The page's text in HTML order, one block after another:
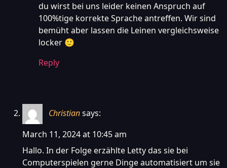
du wirst bei uns leider keinen Anspruch auf
100%tige korrekte Sprache antreffen. Wir sind
bemüht aber lassen die Leinen vergleichsweise
locker 🙂
Reply
Christiansays:
March 11, 2024 at 10:45 am
Hallo. In der Folge erzählte Letty das sie bei
Computerspielen gerne Dinge automatisiert um sie